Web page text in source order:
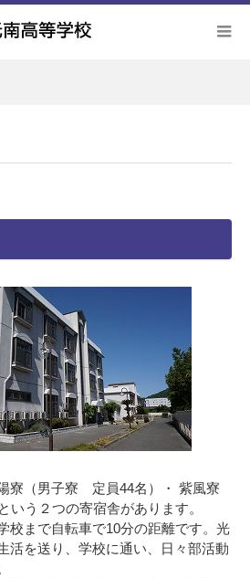
寮（男子寮 定員44名）・ 紫風寮
いう２つの寄宿舎があります。
校まで自転車で10分の距離です。光
活を送り、学校に通い、日々部活動